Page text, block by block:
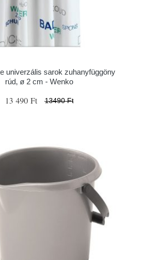
univerzális sarok zuhanyfüggöny
rúd, ø 2 cm - Wenko
13 490 Ft 13490 Ft